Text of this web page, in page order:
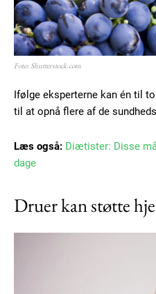
Foto: Shutterstock.com
Ifølge eksperterne kan én til
til at opnå flere af de
Læs også: Diætister: Disse
dage
Druer kan støtte